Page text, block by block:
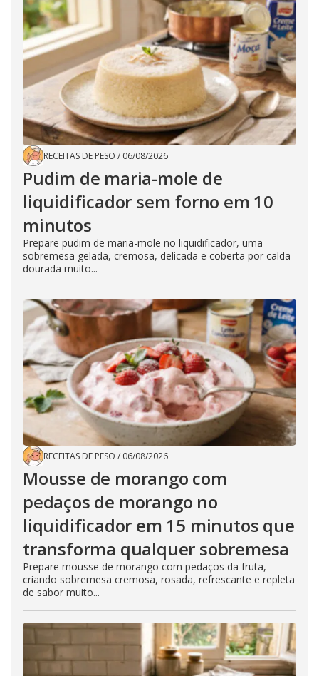
RECEITAS DE PESO / 06/08/2026
Pudim de maria-mole de
liquidificador sem forno em 10
minutos
Prepare pudim de maria-mole no liquidificador, uma
sobremesa gelada, cremosa, delicada e coberta por calda
dourada muito...
RECEITAS DE PESO / 06/08/2026
Mousse de morango com
pedaços de morango no
liquidificador em 15 minutos que
transforma qualquer sobremesa
Prepare mousse de morango com pedaços da fruta,
criando sobremesa cremosa, rosada, refrescante e repleta
de sabor muito...